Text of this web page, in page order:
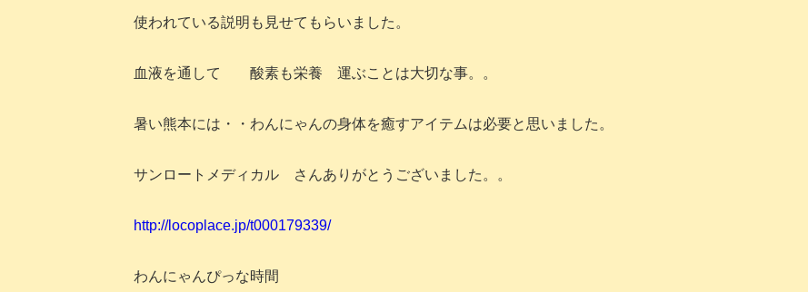
使われている説明も見せてもらいました。
血液を通して 酸素も栄養 運ぶことは大切な事。。
暑い熊本には・・わんにゃんの身体を癒すアイテムは必要と思いました。
サンロートメディカル さんありがとうございました。。
http://locoplace.jp/t000179339/
わんにゃんぴっな時間